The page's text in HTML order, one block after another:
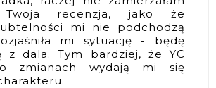
Twoja recenzja, jako że
mi nie podchodzą
mi sytuację - będę
z dala. Tym bardziej, że YC
zmianach wydają mi się